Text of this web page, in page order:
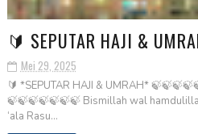
🔰 SEPUTAR HAJI &
Mei 29, 2025
🔰 *SEPUTAR HAJI & UMRAH*
🍃🍃🍃🍃🍃🍃🍃 Bismillah wal
‘ala Rasu...